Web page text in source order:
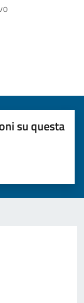
su questa